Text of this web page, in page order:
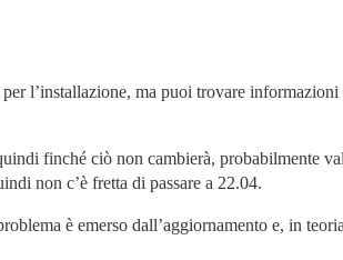
l’installazione, ma puoi trovare
finché ciò non cambierà, probabilmente
non c’è fretta di passare a 22.04.
è emerso dall’aggiornamento e, in